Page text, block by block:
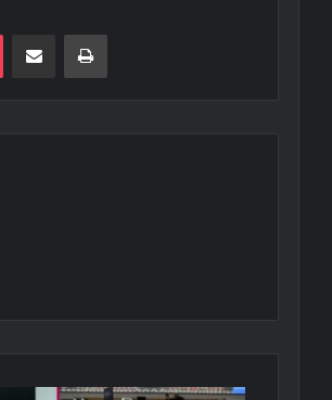
Pocket E-Posta ile paylaş Yazdır